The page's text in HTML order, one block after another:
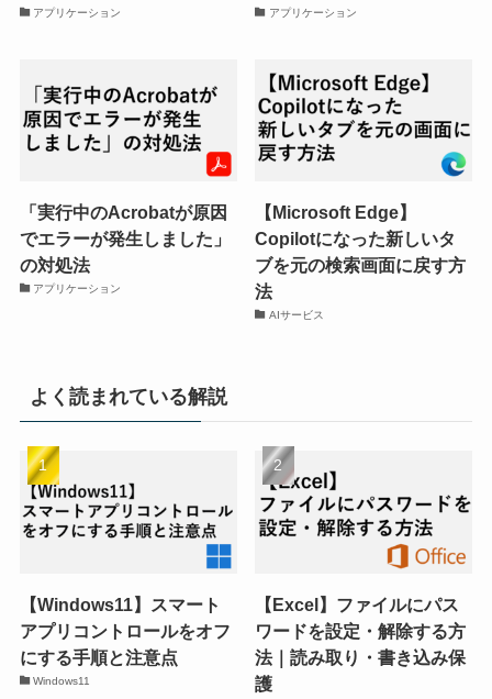
アプリケーション アプリケーション
「実行中のAcrobatが原因
でエラーが発生しました」
の対処法
アプリケーション
【Microsoft Edge】
Copilotになった新しいタ
ブを元の検索画面に戻す方
法
AIサービス
よく読まれている解説
【Windows11】スマート
アプリコントロールをオフ
にする手順と注意点
Windows11
【Excel】ファイルにパス
ワードを設定・解除する方
法｜読み取り・書き込み保
護